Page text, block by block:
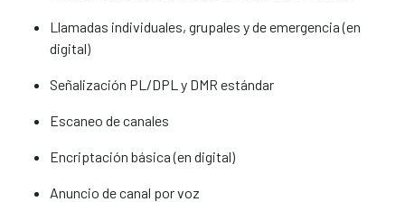
Llamadas individuales, grupales y de emergencia (en
digital)
Señalización PL/DPL y DMR estándar
Escaneo de canales
Encriptación básica (en digital)
Anuncio de canal por voz